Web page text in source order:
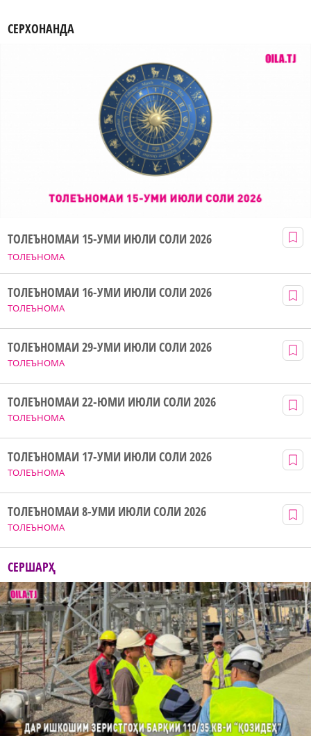
СЕРХОНАНДА
ТОЛЕЪНОМА
ТОЛЕЪНОМАИ 15-УМИ ИЮЛИ СОЛИ 2026
ТОЛЕЪНОМА
ТОЛЕЪНОМАИ 16-УМИ ИЮЛИ СОЛИ 2026
ТОЛЕЪНОМА
ТОЛЕЪНОМАИ 29-УМИ ИЮЛИ СОЛИ 2026
ТОЛЕЪНОМА
ТОЛЕЪНОМАИ 22-ЮМИ ИЮЛИ СОЛИ 2026
ТОЛЕЪНОМА
ТОЛЕЪНОМАИ 17-УМИ ИЮЛИ СОЛИ 2026
ТОЛЕЪНОМА
ТОЛЕЪНОМАИ 8-УМИ ИЮЛИ СОЛИ 2026
СЕРШАРҲ